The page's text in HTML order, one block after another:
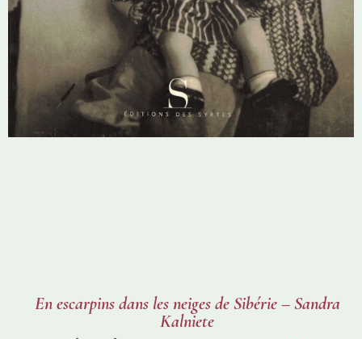
En escarpins dans les neiges de Sibérie – Sandra
Kalniete